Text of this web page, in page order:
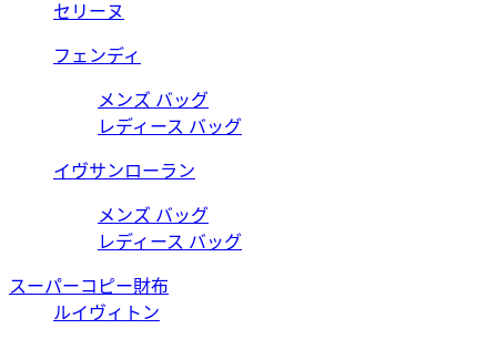
セリーヌ
フェンディ
メンズ バッグ
レディース バッグ
イヴサンローラン
メンズ バッグ
レディース バッグ
スーパーコピー財布
ルイヴィトン